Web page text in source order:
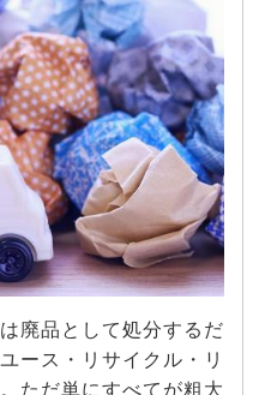
廃品として処分するだ
ース・リサイクル・リ
ただ単にすべてが粗大